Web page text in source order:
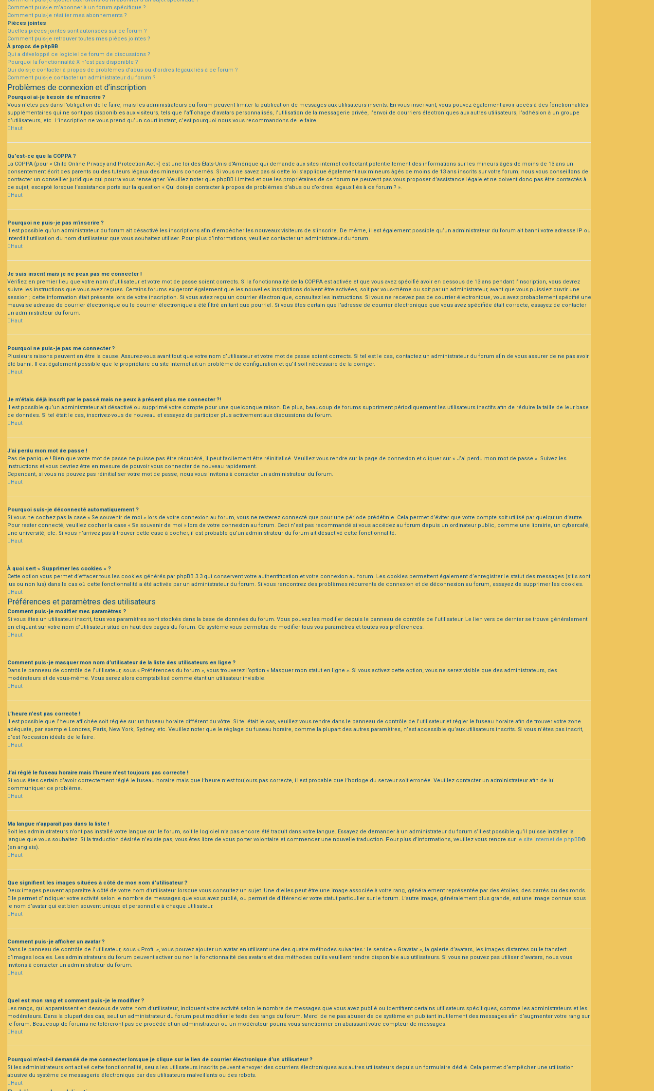
Comment puis-je m’abonner à un forum spécifique ?
Comment puis-je résilier mes abonnements ?
Pièces jointes
Quelles pièces jointes sont autorisées sur ce forum ?
Comment puis-je retrouver toutes mes pièces jointes ?
À propos de phpBB
Qui a développé ce logiciel de forum de discussions ?
Pourquoi la fonctionnalité X n’est pas disponible ?
Qui dois-je contacter à propos de problèmes d’abus ou d’ordres légaux liés à ce forum ?
Comment puis-je contacter un administrateur du forum ?
Problèmes de connexion et d’inscription
Pourquoi ai-je besoin de m’inscrire ?
Vous n’êtes pas dans l’obligation de le faire, mais les administrateurs du forum peuvent limiter la publication de messages aux utilisateurs inscrits. En vous inscrivant, vous pouvez également avoir accès à des fonctionnalités
supplémentaires qui ne sont pas disponibles aux visiteurs, tels que l’affichage d’avatars personnalisés, l’utilisation de la messagerie privée, l’envoi de courriers électroniques aux autres utilisateurs, l’adhésion à un groupe
d’utilisateurs, etc. L’inscription ne vous prend qu’un court instant, c’est pourquoi nous vous recommandons de le faire.
Haut
Qu’est-ce que la COPPA ?
La COPPA (pour « Child Online Privacy and Protection Act ») est une loi des États-Unis d’Amérique qui demande aux sites internet collectant potentiellement des informations sur les mineurs âgés de moins de 13 ans un
consentement écrit des parents ou des tuteurs légaux des mineurs concernés. Si vous ne savez pas si cette loi s’applique également aux mineurs âgés de moins de 13 ans inscrits sur votre forum, nous vous conseillons de
contacter un conseiller juridique qui pourra vous renseigner. Veuillez noter que phpBB Limited et que les propriétaires de ce forum ne peuvent pas vous proposer d’assistance légale et ne doivent donc pas être contactés à
ce sujet, excepté lorsque l’assistance porte sur la question « Qui dois-je contacter à propos de problèmes d’abus ou d’ordres légaux liés à ce forum ? ».
Haut
Pourquoi ne puis-je pas m’inscrire ?
Il est possible qu’un administrateur du forum ait désactivé les inscriptions afin d’empêcher les nouveaux visiteurs de s’inscrire. De même, il est également possible qu’un administrateur du forum ait banni votre adresse IP ou
interdit l’utilisation du nom d’utilisateur que vous souhaitez utiliser. Pour plus d’informations, veuillez contacter un administrateur du forum.
Haut
Je suis inscrit mais je ne peux pas me connecter !
Vérifiez en premier lieu que votre nom d’utilisateur et votre mot de passe soient corrects. Si la fonctionnalité de la COPPA est activée et que vous avez spécifié avoir en dessous de 13 ans pendant l’inscription, vous devrez
suivre les instructions que vous avez reçues. Certains forums exigeront également que les nouvelles inscriptions doivent être activées, soit par vous-même ou soit par un administrateur, avant que vous puissiez ouvrir une
session ; cette information était présente lors de votre inscription. Si vous aviez reçu un courrier électronique, consultez les instructions. Si vous ne recevez pas de courrier électronique, vous avez probablement spécifié une
mauvaise adresse de courrier électronique ou le courrier électronique a été filtré en tant que pourriel. Si vous êtes certain que l’adresse de courrier électronique que vous avez spécifiée était correcte, essayez de contacter
un administrateur du forum.
Haut
Pourquoi ne puis-je pas me connecter ?
Plusieurs raisons peuvent en être la cause. Assurez-vous avant tout que votre nom d’utilisateur et votre mot de passe soient corrects. Si tel est le cas, contactez un administrateur du forum afin de vous assurer de ne pas avoir
été banni. Il est également possible que le propriétaire du site internet ait un problème de configuration et qu’il soit nécessaire de la corriger.
Haut
Je m’étais déjà inscrit par le passé mais ne peux à présent plus me connecter ?!
Il est possible qu’un administrateur ait désactivé ou supprimé votre compte pour une quelconque raison. De plus, beaucoup de forums suppriment périodiquement les utilisateurs inactifs afin de réduire la taille de leur base
de données. Si tel était le cas, inscrivez-vous de nouveau et essayez de participer plus activement aux discussions du forum.
Haut
J’ai perdu mon mot de passe !
Pas de panique ! Bien que votre mot de passe ne puisse pas être récupéré, il peut facilement être réinitialisé. Veuillez vous rendre sur la page de connexion et cliquer sur « J’ai perdu mon mot de passe ». Suivez les
instructions et vous devriez être en mesure de pouvoir vous connecter de nouveau rapidement.
Cependant, si vous ne pouvez pas réinitialiser votre mot de passe, nous vous invitons à contacter un administrateur du forum.
Haut
Pourquoi suis-je déconnecté automatiquement ?
Si vous ne cochez pas la case « Se souvenir de moi » lors de votre connexion au forum, vous ne resterez connecté que pour une période prédéfinie. Cela permet d’éviter que votre compte soit utilisé par quelqu’un d’autre.
Pour rester connecté, veuillez cocher la case « Se souvenir de moi » lors de votre connexion au forum. Ceci n’est pas recommandé si vous accédez au forum depuis un ordinateur public, comme une librairie, un cybercafé,
une université, etc. Si vous n’arrivez pas à trouver cette case à cocher, il est probable qu’un administrateur du forum ait désactivé cette fonctionnalité.
Haut
À quoi sert « Supprimer les cookies » ?
Cette option vous permet d’effacer tous les cookies générés par phpBB 3.3 qui conservent votre authentification et votre connexion au forum. Les cookies permettent également d’enregistrer le statut des messages (s’ils sont
lus ou non lus) dans le cas où cette fonctionnalité a été activée par un administrateur du forum. Si vous rencontrez des problèmes récurrents de connexion et de déconnexion au forum, essayez de supprimer les cookies.
Haut
Préférences et paramètres des utilisateurs
Comment puis-je modifier mes paramètres ?
Si vous êtes un utilisateur inscrit, tous vos paramètres sont stockés dans la base de données du forum. Vous pouvez les modifier depuis le panneau de contrôle de l’utilisateur. Le lien vers ce dernier se trouve généralement
en cliquant sur votre nom d’utilisateur situé en haut des pages du forum. Ce système vous permettra de modifier tous vos paramètres et toutes vos préférences.
Haut
Comment puis-je masquer mon nom d’utilisateur de la liste des utilisateurs en ligne ?
Dans le panneau de contrôle de l’utilisateur, sous « Préférences du forum », vous trouverez l’option « Masquer mon statut en ligne ». Si vous activez cette option, vous ne serez visible que des administrateurs, des
modérateurs et de vous-même. Vous serez alors comptabilisé comme étant un utilisateur invisible.
Haut
L’heure n’est pas correcte !
Il est possible que l’heure affichée soit réglée sur un fuseau horaire différent du vôtre. Si tel était le cas, veuillez vous rendre dans le panneau de contrôle de l’utilisateur et régler le fuseau horaire afin de trouver votre zone
adéquate, par exemple Londres, Paris, New York, Sydney, etc. Veuillez noter que le réglage du fuseau horaire, comme la plupart des autres paramètres, n’est accessible qu’aux utilisateurs inscrits. Si vous n’êtes pas inscrit,
c’est l’occasion idéale de le faire.
Haut
J’ai réglé le fuseau horaire mais l’heure n’est toujours pas correcte !
Si vous êtes certain d’avoir correctement réglé le fuseau horaire mais que l’heure n’est toujours pas correcte, il est probable que l’horloge du serveur soit erronée. Veuillez contacter un administrateur afin de lui
communiquer ce problème.
Haut
Ma langue n’apparaît pas dans la liste !
Soit les administrateurs n’ont pas installé votre langue sur le forum, soit le logiciel n’a pas encore été traduit dans votre langue. Essayez de demander à un administrateur du forum s’il est possible qu’il puisse installer la
langue que vous souhaitez. Si la traduction désirée n’existe pas, vous êtes libre de vous porter volontaire et commencer une nouvelle traduction. Pour plus d’informations, veuillez vous rendre sur le site internet de phpBB®
(en anglais).
Haut
Que signifient les images situées à côté de mon nom d’utilisateur ?
Deux images peuvent apparaître à côté de votre nom d’utilisateur lorsque vous consultez un sujet. Une d’elles peut être une image associée à votre rang, généralement représentée par des étoiles, des carrés ou des ronds.
Elle permet d’indiquer votre activité selon le nombre de messages que vous avez publié, ou permet de différencier votre statut particulier sur le forum. L’autre image, généralement plus grande, est une image connue sous
le nom d’avatar qui est bien souvent unique et personnelle à chaque utilisateur.
Haut
Comment puis-je afficher un avatar ?
Dans le panneau de contrôle de l’utilisateur, sous « Profil », vous pouvez ajouter un avatar en utilisant une des quatre méthodes suivantes : le service « Gravatar », la galerie d’avatars, les images distantes ou le transfert
d’images locales. Les administrateurs du forum peuvent activer ou non la fonctionnalité des avatars et des méthodes qu’ils veuillent rendre disponible aux utilisateurs. Si vous ne pouvez pas utiliser d’avatars, nous vous
invitons à contacter un administrateur du forum.
Haut
Quel est mon rang et comment puis-je le modifier ?
Les rangs, qui apparaissent en dessous de votre nom d’utilisateur, indiquent votre activité selon le nombre de messages que vous avez publié ou identifient certains utilisateurs spécifiques, comme les administrateurs et les
modérateurs. Dans la plupart des cas, seul un administrateur du forum peut modifier le texte des rangs du forum. Merci de ne pas abuser de ce système en publiant inutilement des messages afin d’augmenter votre rang sur
le forum. Beaucoup de forums ne toléreront pas ce procédé et un administrateur ou un modérateur pourra vous sanctionner en abaissant votre compteur de messages.
Haut
Pourquoi m’est-il demandé de me connecter lorsque je clique sur le lien de courrier électronique d’un utilisateur ?
Si les administrateurs ont activé cette fonctionnalité, seuls les utilisateurs inscrits peuvent envoyer des courriers électroniques aux autres utilisateurs depuis un formulaire dédié. Cela permet d’empêcher une utilisation
abusive du système de messagerie électronique par des utilisateurs malveillants ou des robots.
Haut